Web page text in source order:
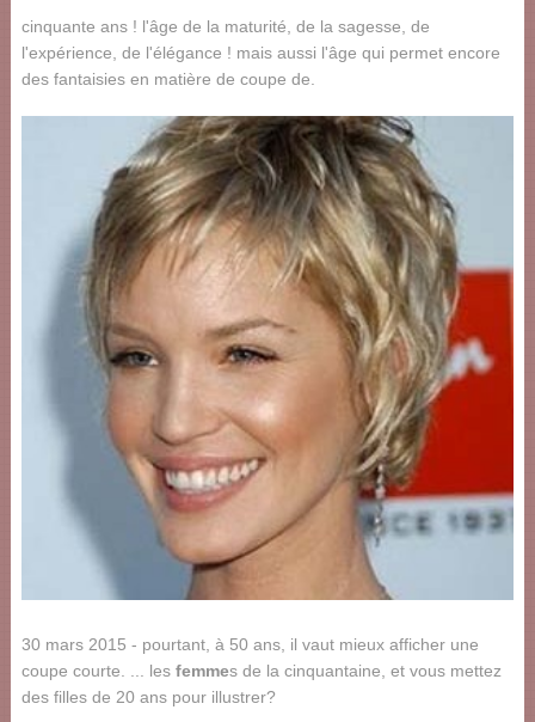
cinquante ans ! l'âge de la maturité, de la sagesse, de
l'expérience, de l'élégance ! mais aussi l'âge qui permet encore
des fantaisies en matière de coupe de.
30 mars 2015 - pourtant, à 50 ans, il vaut mieux afficher une
coupe courte. ... les femmes de la cinquantaine, et vous mettez
des filles de 20 ans pour illustrer?